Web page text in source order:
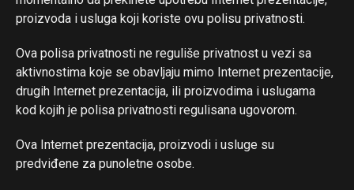
proizvoda i usluga koji koriste ovu polisu privatnosti.
Ova polisa privatnosti ne reguliše privatnost u vezi sa
aktivnostima koje se obavljaju mimo Internet prezentacije,
drugih Internet prezentacija, ili proizvodima i uslugama
kod kojih je polisa privatnosti regulisana ugovorom.
Ova Internet prezentacija, proizvodi i usluge su
predviđene za punoletne osobe.